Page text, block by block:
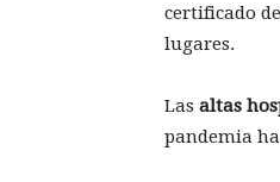
certificado
lugares.
Las altas
pandemia